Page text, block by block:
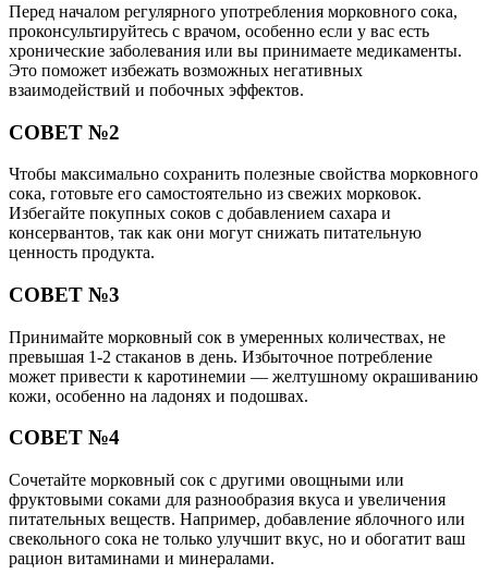
Перед началом регулярного употребления морковного сока,
проконсультируйтесь с врачом, особенно если у вас есть
хронические заболевания или вы принимаете медикаменты.
Это поможет избежать возможных негативных
взаимодействий и побочных эффектов.
СОВЕТ №2
Чтобы максимально сохранить полезные свойства морковного
сока, готовьте его самостоятельно из свежих морковок.
Избегайте покупных соков с добавлением сахара и
консервантов, так как они могут снижать питательную
ценность продукта.
СОВЕТ №3
Принимайте морковный сок в умеренных количествах, не
превышая 1-2 стаканов в день. Избыточное потребление
может привести к каротинемии — желтушному окрашиванию
кожи, особенно на ладонях и подошвах.
СОВЕТ №4
Сочетайте морковный сок с другими овощными или
фруктовыми соками для разнообразия вкуса и увеличения
питательных веществ. Например, добавление яблочного или
свекольного сока не только улучшит вкус, но и обогатит ваш
рацион витаминами и минералами.